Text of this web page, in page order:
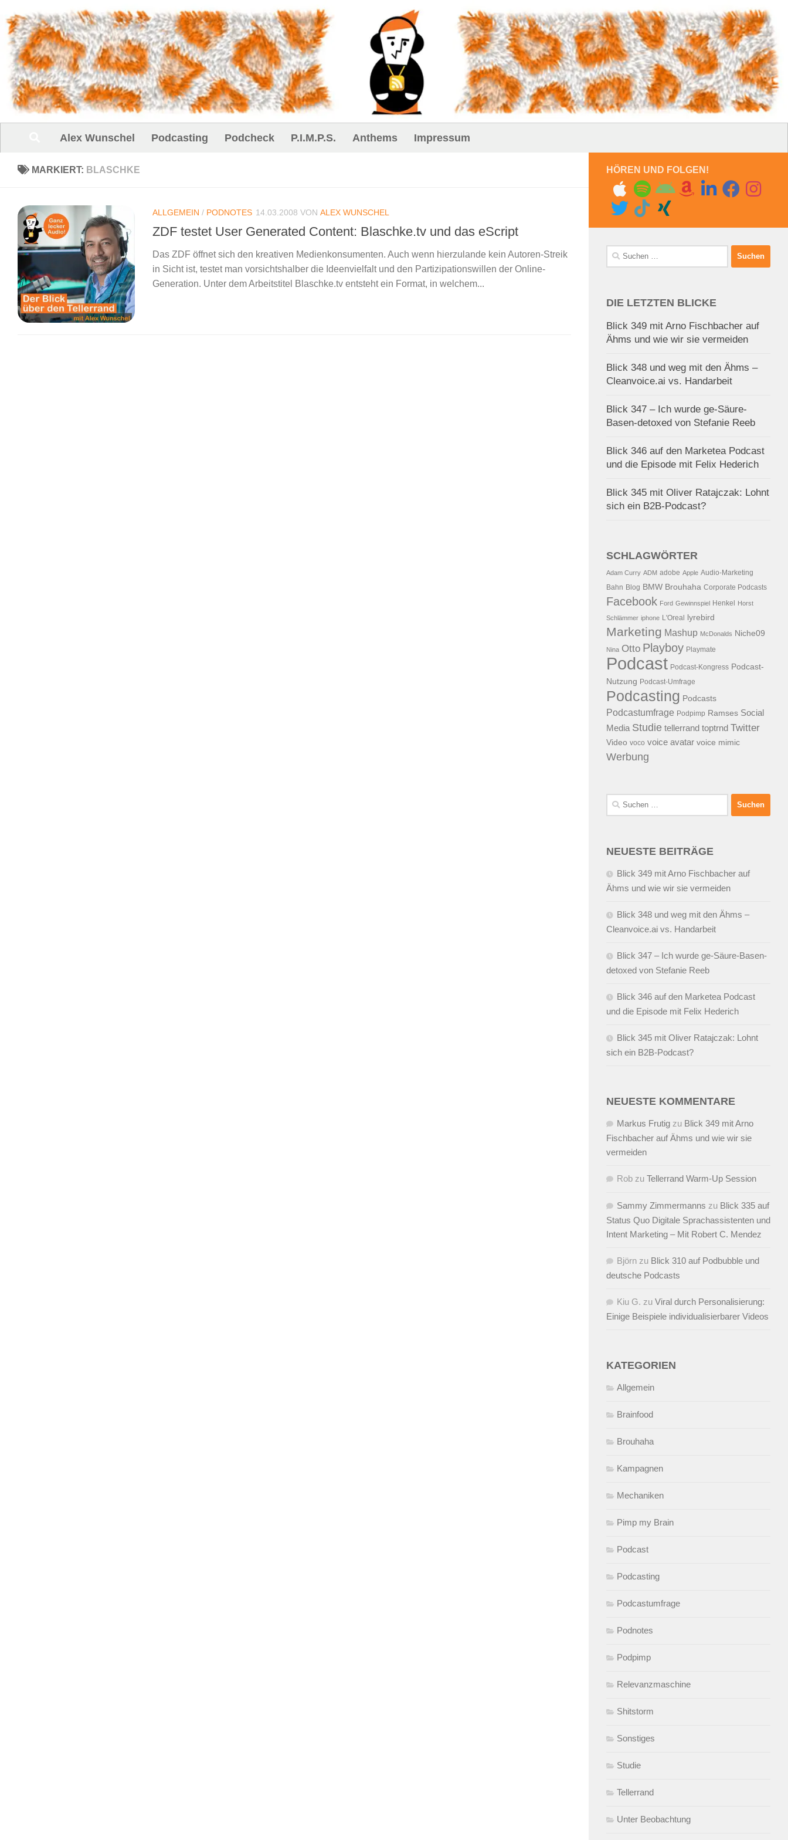
Unter dem Inhalt
Alex Wunschel Podcasting Podcheck P.I.M.P.S. Anthems Impressum
MARKIERT: BLASCHKE
ALLGEMEIN / PODNOTES 14.03.2008 VON ALEX WUNSCHEL
ZDF testet User Generated Content: Blaschke.tv und das eScript
Das ZDF öffnet sich den kreativen Medienkonsumenten. Auch wenn hierzulande kein Autoren-Streik
in Sicht ist, testet man vorsichtshalber die Ideenvielfalt und den Partizipationswillen der Online-
Generation. Unter dem Arbeitstitel Blaschke.tv entsteht ein Format, in welchem...
HÖREN UND FOLGEN!
Suchen
nach:
DIE LETZTEN BLICKE
Blick 349 mit Arno Fischbacher auf
Ähms und wie wir sie vermeiden
Blick 348 und weg mit den Ähms –
Cleanvoice.ai vs. Handarbeit
Blick 347 – Ich wurde ge-Säure-
Basen-detoxed von Stefanie Reeb
Blick 346 auf den Marketea Podcast
und die Episode mit Felix Hederich
Blick 345 mit Oliver Ratajczak: Lohnt
sich ein B2B-Podcast?
SCHLAGWÖRTER
Adam Curry ADM adobe Apple Audio-Marketing
Bahn Blog BMW Brouhaha Corporate Podcasts
Facebook Ford Gewinnspiel Henkel Horst
Schlämmer iphone L'Oreal lyrebird
Marketing Mashup McDonalds Niche09
Nina Otto Playboy Playmate
Podcast Podcast-Kongress Podcast-
Nutzung Podcast-Umfrage
Podcasting Podcasts
Podcastumfrage Podpimp Ramses Social
Media Studie tellerrand toptrnd Twitter
Video voco voice avatar voice mimic
Werbung
Suchen
nach:
NEUESTE BEITRÄGE
Blick 349 mit Arno Fischbacher auf
Ähms und wie wir sie vermeiden
Blick 348 und weg mit den Ähms –
Cleanvoice.ai vs. Handarbeit
Blick 347 – Ich wurde ge-Säure-Basen-
detoxed von Stefanie Reeb
Blick 346 auf den Marketea Podcast
und die Episode mit Felix Hederich
Blick 345 mit Oliver Ratajczak: Lohnt
sich ein B2B-Podcast?
NEUESTE KOMMENTARE
Markus Frutig zu Blick 349 mit Arno
Fischbacher auf Ähms und wie wir sie
vermeiden
Rob zu Tellerrand Warm-Up Session
Sammy Zimmermanns zu Blick 335 auf
Status Quo Digitale Sprachassistenten und
Intent Marketing – Mit Robert C. Mendez
Björn zu Blick 310 auf Podbubble und
deutsche Podcasts
Kiu G. zu Viral durch Personalisierung:
Einige Beispiele individualisierbarer Videos
KATEGORIEN
Allgemein
Brainfood
Brouhaha
Kampagnen
Mechaniken
Pimp my Brain
Podcast
Podcasting
Podcastumfrage
Podnotes
Podpimp
Relevanzmaschine
Shitstorm
Sonstiges
Studie
Tellerrand
Unter Beobachtung